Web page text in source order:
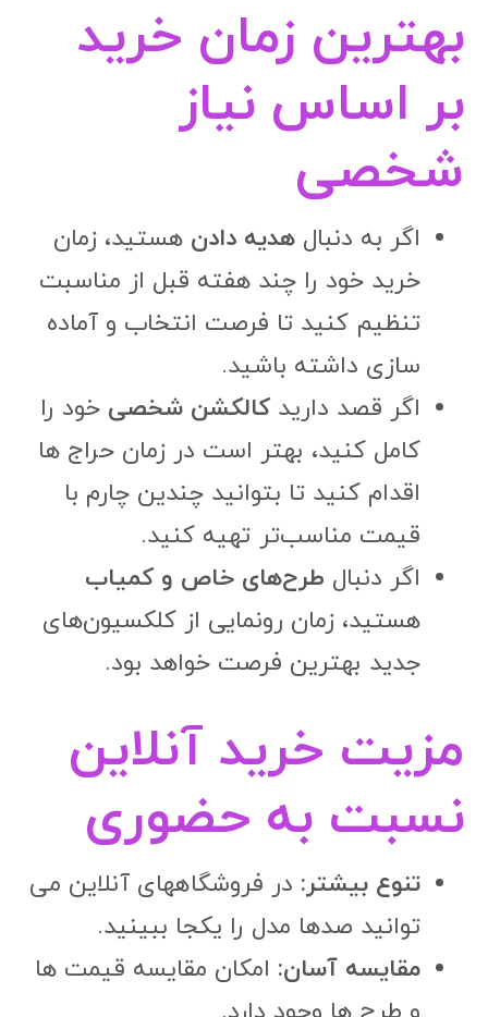
بهترین زمان خرید
بر اساس نیاز
شخصی
اگر به دنبالهدیه دادن هستید، زمان
خرید خود را چند هفته قبل از مناسبت
تنظیم کنید تا فرصت انتخاب و آماده
سازی داشته باشید.
اگر قصد داریدکالکشن شخصی خود را
کامل کنید، بهتر است در زمان حراج ها
اقدام کنید تا بتوانید چندین چارم با
قیمت مناسب‌تر تهیه کنید.
اگر دنبال طرح‌های خاص و کمیاب
هستید، زمان رونمایی از کلکسیون‌های
جدید بهترین فرصت خواهد بود.
مزیت خرید آنلاین
نسبت به حضوری
تنوع بیشتر: در فروشگاههای آنلاین می
توانید صدها مدل را یکجا ببینید.
مقایسه آسان: امکان مقایسه قیمت ها